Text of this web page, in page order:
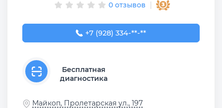
0 отзывов
+7 (928) 334-99-00
+7 (928) 334-**-**
Бесплатная
диагностика
Майкоп, Пролетарская ул., 197